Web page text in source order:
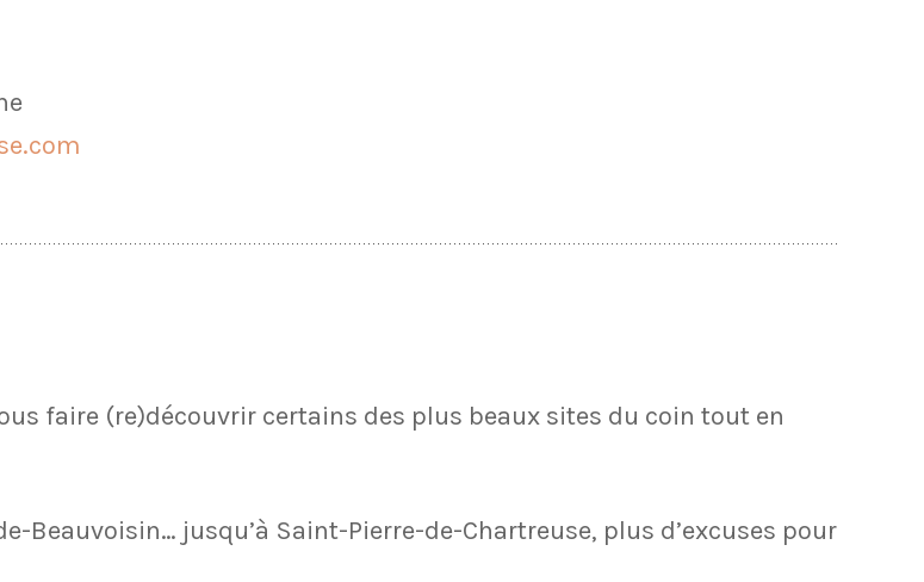
faire (re)découvrir certains des plus beaux sites du coin tout en
Beauvoisin… jusqu’à Saint-Pierre-de-Chartreuse, plus d’excuses pour